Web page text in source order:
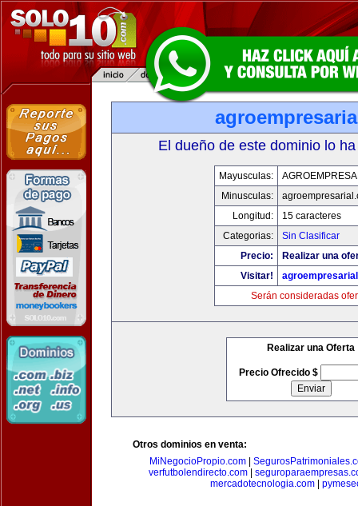
El dueño de este dominio lo
Mayusculas:
Minusculas:
Longitud:
15 caracteres
Categorias:
Sin Clasificar
Precio:
Realizar una
Visitar!
Serán consideradas
Realizar una Oferta
Precio Ofrecido $
Otros dominios en venta:
MiNegocioPropio.com|
verfutbolendirecto.com|
mercadotecnologia.com